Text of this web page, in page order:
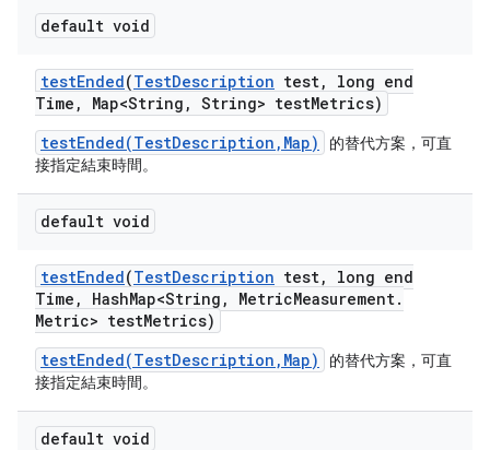
default void
testEnded(TestDescription test,
long end
Time , Map<String , String> testMetrics)
testEnded(TestDescription,Map)
的替代方案，可直
接指定結束時間。
default void
testEnded(TestDescription test,
long end
Time , HashMap<String , MetricMeasurement.
Metric> testMetrics)
testEnded(TestDescription,Map)
的替代方案，可直
接指定結束時間。
default void